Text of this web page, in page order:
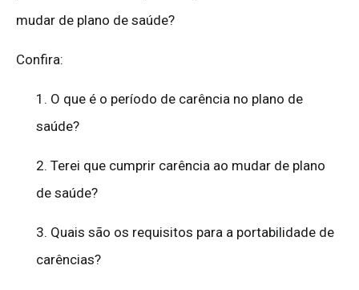
mudar de plano de saúde?
Confira:
1. O que é o período de carência no plano de
saúde?
2. Terei que cumprir carência ao mudar de plano
de saúde?
3. Quais são os requisitos para a portabilidade de
carências?